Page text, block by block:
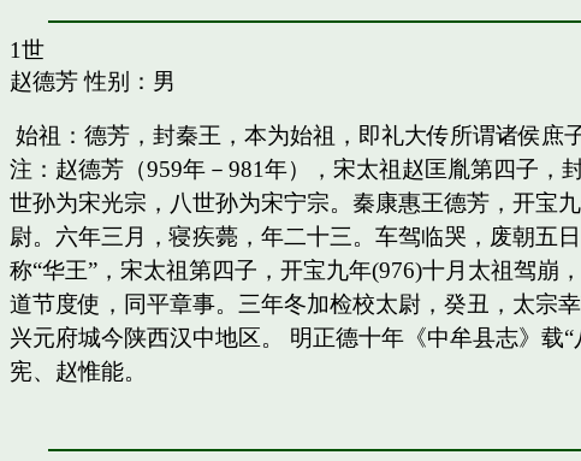
1世
赵德芳性别：男
始祖：德芳，封秦王，本为始祖，即礼大传所谓诸侯庶
注：赵德芳（959年－981年），宋太祖赵匡胤第四子
世孙为宋光宗，八世孙为宋宁宗。秦康惠王德芳，开宝
尉。六年三月，寝疾薨，年二十三。车驾临哭，废朝五
称“华王”，宋太祖第四子，开宝九年(976)十月太祖驾
道节度使，同平章事。三年冬加检校太尉，癸丑，太宗
兴元府城今陕西汉中地区。 明正德十年《中牟县志》载
宪、赵惟能。